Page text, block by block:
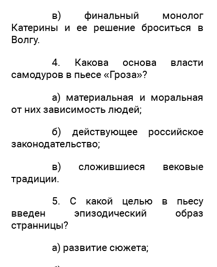
в) финальный монолог
Катерины и ее решение броситься в
Волгу.
4. Какова основа власти
самодуров в пьесе «Гроза»?
а) материальная и моральная
от них зависимость людей;
б) действующее российское
законодательство;
в) сложившиеся вековые
традиции.
5. С какой целью в пьесу
введен эпизодический образ
странницы?
а) развитие сюжета;